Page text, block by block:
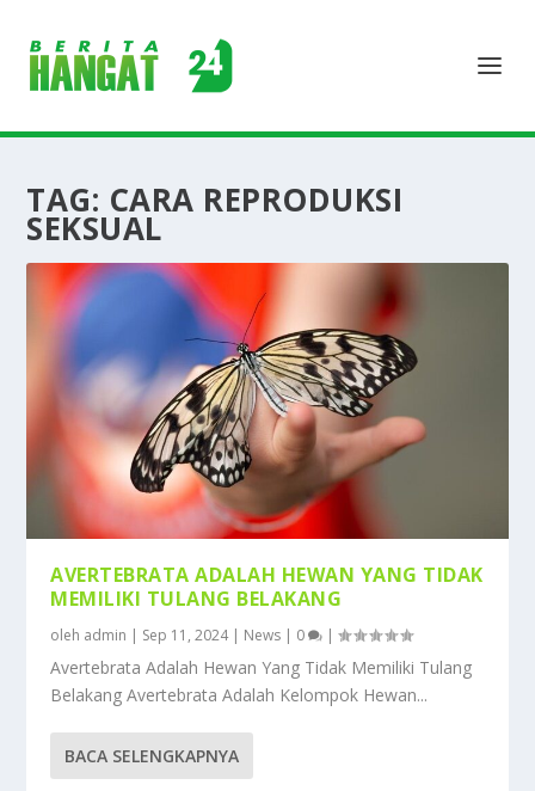
TAG: CARA REPRODUKSI
SEKSUAL
AVERTEBRATA ADALAH HEWAN YANG TIDAK
MEMILIKI TULANG BELAKANG
oleh admin | Sep 11, 2024| News | 0 |
Avertebrata Adalah Hewan Yang Tidak Memiliki Tulang
Belakang Avertebrata Adalah Kelompok Hewan...
BACA SELENGKAPNYA